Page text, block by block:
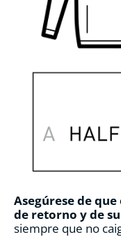
Asegúrese de
de retorno y de
siempre que no